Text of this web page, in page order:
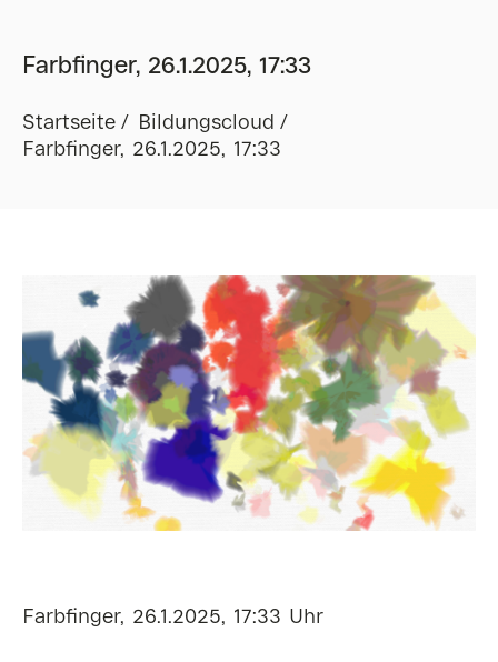
Farbfinger, 26.1.2025, 17:33
Startseite
Bildungscloud
Farbfinger, 26.1.2025, 17:33
Farbfinger, 26.1.2025, 17:33 Uhr